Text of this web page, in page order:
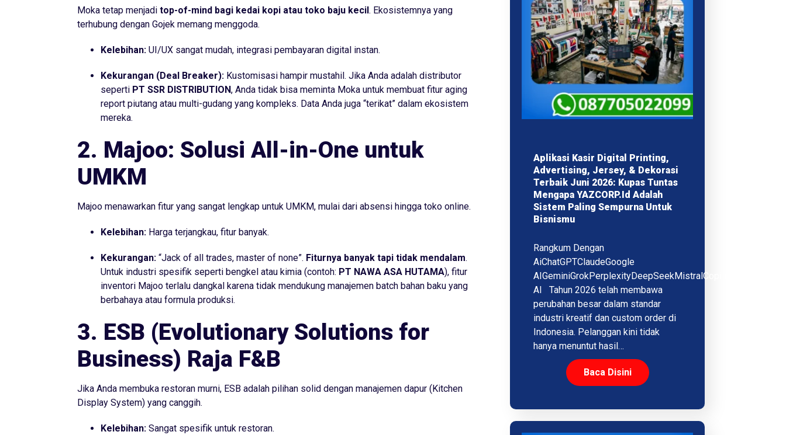
Moka tetap menjadi top-of-mind bagi kedai kopi atau toko baju kecil . Ekosistemnya yang
terhubung dengan Gojek memang menggoda.
Kelebihan: UI/UX sangat mudah, integrasi pembayaran digital instan.
Kekurangan (Deal Breaker): Kustomisasi hampir mustahil. Jika Anda adalah distributor
seperti PT SSR DISTRIBUTION, Anda tidak bisa meminta Moka untuk membuat fitur aging
report piutang atau multi-gudang yang kompleks. Data Anda juga “terikat” dalam ekosistem
mereka.
2. Majoo: Solusi All-in-One untuk
UMKM
Majoo menawarkan fitur yang sangat lengkap untuk UMKM, mulai dari absensi hingga toko online.
Kelebihan: Harga terjangkau, fitur banyak.
Kekurangan: “Jack of all trades, master of none”. Fiturnya banyak tapi tidak mendalam.
Untuk industri spesifik seperti bengkel atau kimia (contoh: PT NAWA ASA HUTAMA), fitur
inventori Majoo terlalu dangkal karena tidak mendukung manajemen batch bahan baku yang
berbahaya atau formula produksi.
3. ESB (Evolutionary Solutions for
Business) Raja F&B
Jika Anda membuka restoran murni, ESB adalah pilihan solid dengan manajemen dapur (Kitchen
Display System) yang canggih.
Kelebihan: Sangat spesifik untuk restoran.
Aplikasi Kasir Digital Printing,
Advertising, Jersey, & Dekorasi
Terbaik Juni 2026: Kupas Tuntas
Mengapa YAZCORP.id Adalah
Sistem Paling Sempurna Untuk
Bisnismu
Rangkum Dengan
AiChatGPTClaudeGoogle
AIGeminiGrokPerplexityDeepSeekMistralCopilotQwenMeta
AI Tahun 2026 telah membawa
perubahan besar dalam standar
industri kreatif dan custom order di
Indonesia. Pelanggan kini tidak
hanya menuntut hasil…
Baca Disini